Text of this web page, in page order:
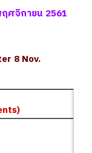
ศจิกายน 2561
8 Nov.